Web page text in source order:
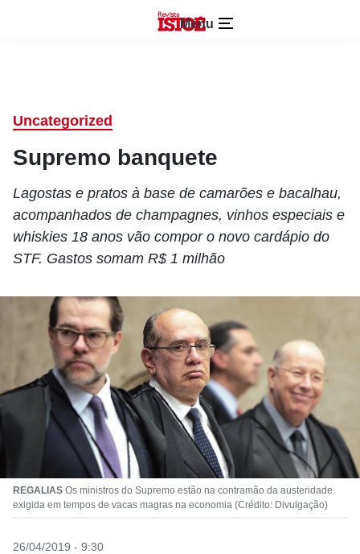
Menu
Uncategorized
Supremo banquete
Lagostas e pratos à base de camarões e bacalhau,
acompanhados de champagnes, vinhos especiais e
whiskies 18 anos vão compor o novo cardápio do
STF. Gastos somam R$ 1 milhão
REGALIAS Os ministros do Supremo estão na contramão da austeridade
exigida em tempos de vacas magras na economia (Crédito: Divulgação)
26/04/2019 - 9:30